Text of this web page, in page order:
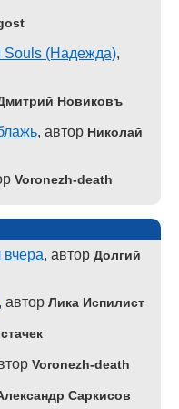
Souls (Надежда),
Новиковъ
, автор Николай
Voronezh-death
, автор Долгий
, автор Лика Испилист
Voronezh-death
Саркисов